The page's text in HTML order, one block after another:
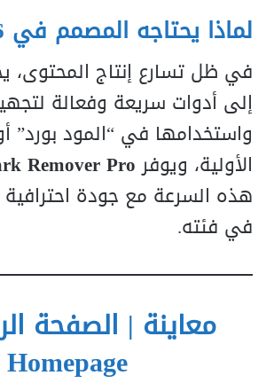
لماذا يحتاجه المصمم في 2026؟
في ظل تسارع إنتاج المحتوى،
إلى أدوات سريعة وفعالة
واستخدامها في “المود بورد”
الأولية، ويوفرRemover Pro
هذه السرعة مع جودة
في فئته.
معاينة | الصفحة
Homepage